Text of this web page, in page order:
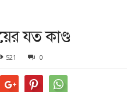
যত কাণ্ড
521 0